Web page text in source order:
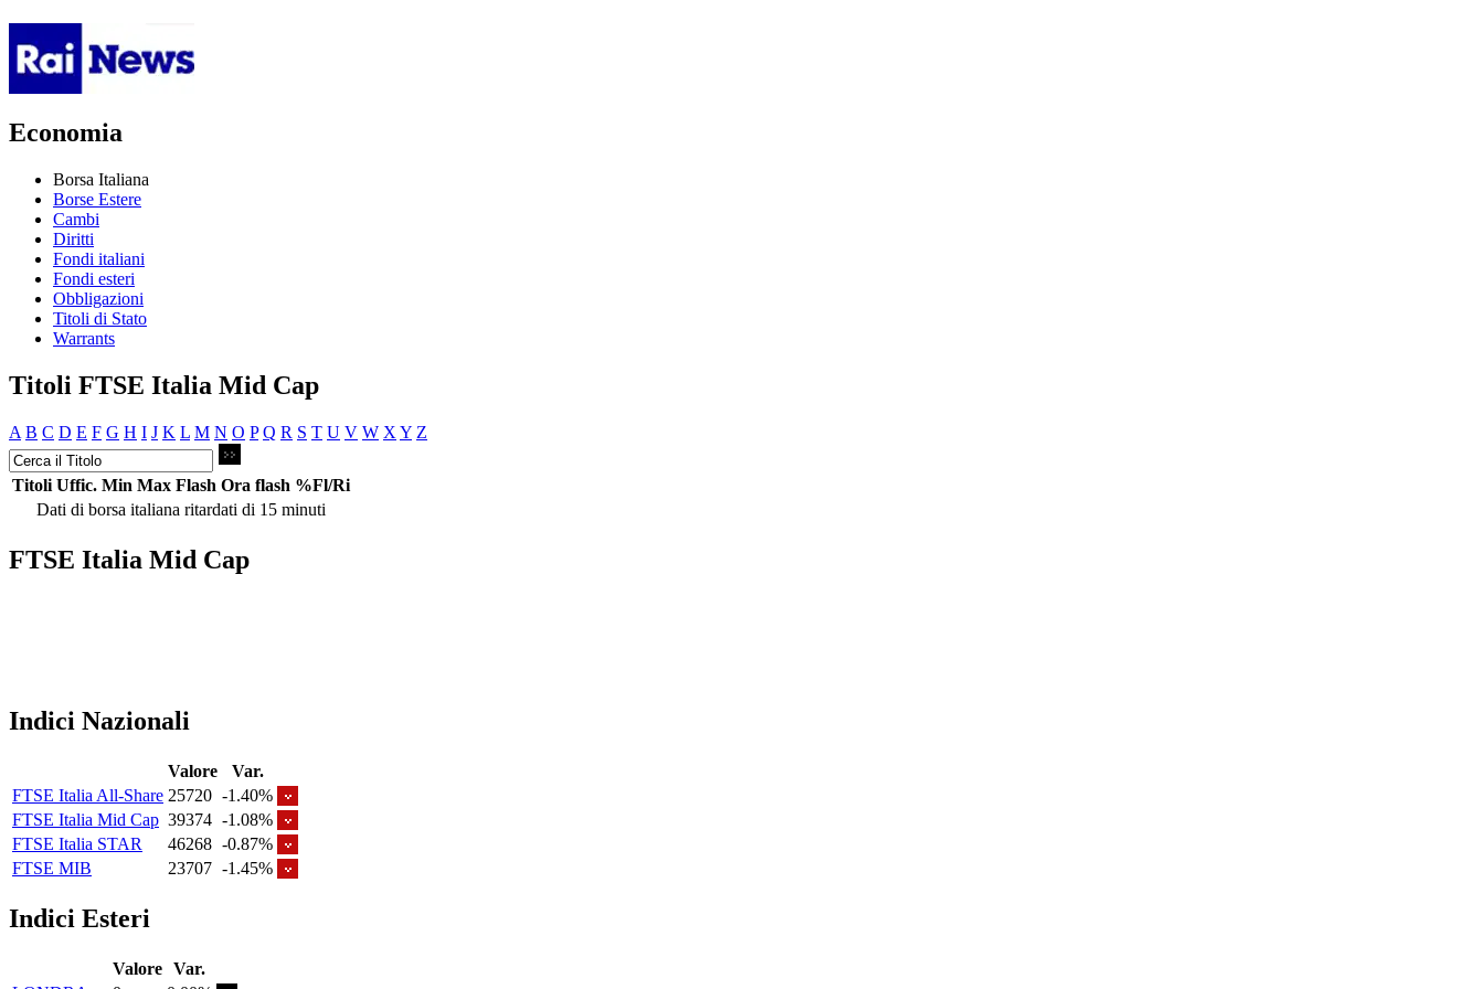
Economia
Borsa Italiana
Borse Estere
Cambi
Diritti
Fondi italiani
Fondi esteri
Obbligazioni
Titoli di Stato
Warrants
Titoli FTSE Italia Mid Cap
A B C D E F G H I J K L M N O P Q R S T U V W X Y Z
Titoli Uffic. Min Max Flash Ora flash %Fl/Ri
Dati di borsa italiana ritardati di 15 minuti
FTSE Italia Mid Cap
Indici Nazionali
Valore
Var.
FTSE Italia All-Share 25720 -1.40%
FTSE Italia Mid Cap 39374 -1.08%
FTSE Italia STAR
46268 -0.87%
FTSE MIB
23707 -1.45%
Indici Esteri
Valore Var.